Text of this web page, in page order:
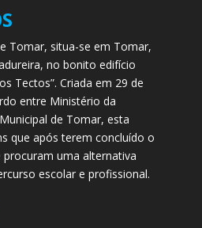
Tomar, situa-se em Tomar,
no bonito edifício
Tectos”. Criada em 29 de
entre Ministério da
de Tomar, esta
que após terem concluído o
procuram uma alternativa
escolar e profissional.